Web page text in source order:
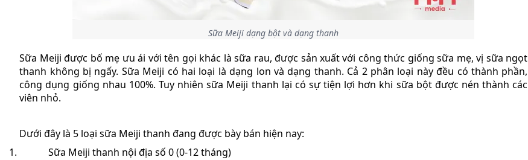
Sữa Meiji dạng bột và dạng thanh
Sữa Meiji được bố mẹ ưu ái với tên gọi khác là sữa rau, được sản xuất với công thức giống sữa mẹ, vị sữa ngọt
thanh không bị ngấy. Sữa Meiji có hai loại là dạng lon và dạng thanh. Cả 2 phân loại này đều có thành phần,
công dụng giống nhau 100%. Tuy nhiên sữa Meiji thanh lại có sự tiện lợi hơn khi sữa bột được nén thành các
viên nhỏ.
Dưới đây là 5 loại sữa Meiji thanh đang được bày bán hiện nay:
Sữa Meiji thanh nội địa số 0 (0-12 tháng)